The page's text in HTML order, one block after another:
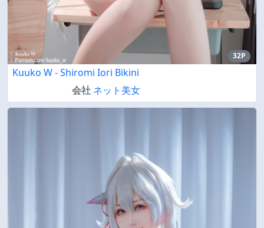
32P
Kuuko W - Shiromi Iori Bikini
会社 ネット美女